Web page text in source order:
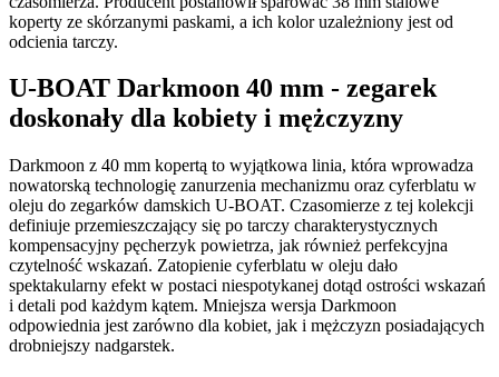
koperty ze skórzanymi paskami, a ich kolor uzależniony jest od
odcienia tarczy.
U-BOAT Darkmoon 40 mm - zegarek
doskonały dla kobiety i mężczyzny
Darkmoon z 40 mm kopertą to wyjątkowa linia, która wprowadza
nowatorską technologię zanurzenia mechanizmu oraz cyferblatu w
oleju do zegarków damskich U-BOAT. Czasomierze z tej kolekcji
definiuje przemieszczający się po tarczy charakterystycznych
kompensacyjny pęcherzyk powietrza, jak również perfekcyjna
czytelność wskazań. Zatopienie cyferblatu w oleju dało
spektakularny efekt w postaci niespotykanej dotąd ostrości wskazań
i detali pod każdym kątem. Mniejsza wersja Darkmoon
odpowiednia jest zarówno dla kobiet, jak i mężczyzn posiadających
drobniejszy nadgarstek.